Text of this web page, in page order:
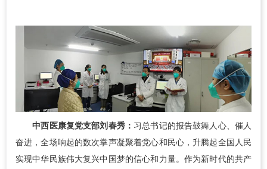
中西医康复党支部刘春秀： 习总书记的报告鼓舞人心、催人
奋进，全场响起的数次掌声凝聚着党心和民心，升腾起全国人民
实现中华民族伟大复兴中国梦的信心和力量。作为新时代的共产